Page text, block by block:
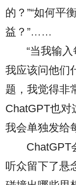
的？”“如何平
益？”……
“当我输
我应该问他们
题，我觉得非
ChatGPT也对
我会单独发给
ChatGPT
听众留下了悬